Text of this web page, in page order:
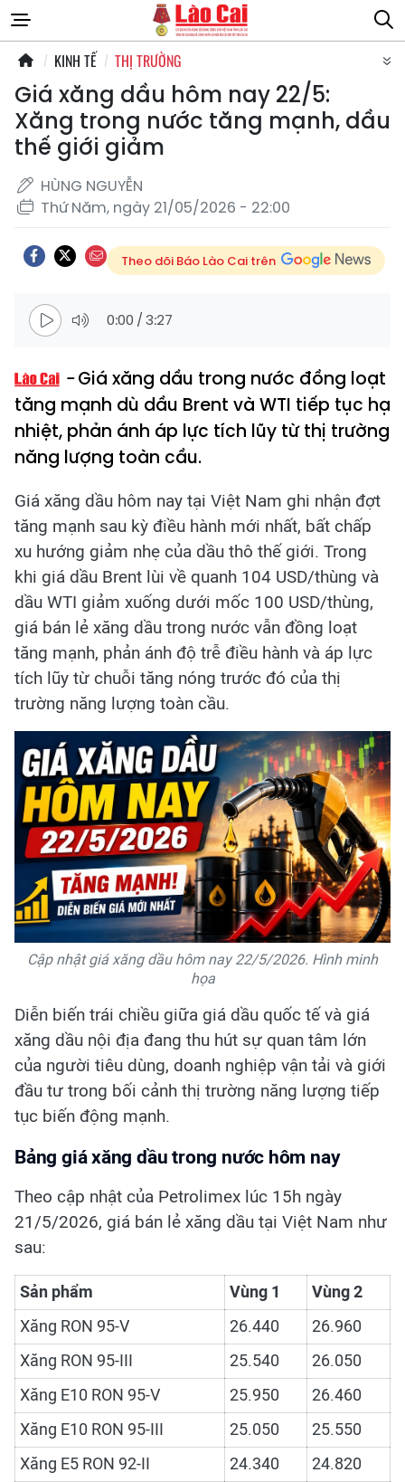
KINH TẾ THỊ TRƯỜNG
Giá xăng dầu hôm nay 22/5:
Xăng trong nước tăng mạnh, dầu
thế giới giảm
HÙNG NGUYỄN
Thứ Năm, ngày 21/05/2026 - 22:00
Theo dõi Báo Lào Cai trên
0:00 /3:27
Giá xăng dầu trong nước đồng loạt
tăng mạnh dù dầu Brent và WTI tiếp tục hạ
nhiệt, phản ánh áp lực tích lũy từ thị trường
năng lượng toàn cầu.
Giá xăng dầu hôm nay tại Việt Nam ghi nhận đợt
tăng mạnh sau kỳ điều hành mới nhất, bất chấp
xu hướng giảm nhẹ của dầu thô thế giới. Trong
khi giá dầu Brent lùi về quanh 104 USD/thùng và
dầu WTI giảm xuống dưới mốc 100 USD/thùng,
giá bán lẻ xăng dầu trong nước vẫn đồng loạt
tăng mạnh, phản ánh độ trễ điều hành và áp lực
tích lũy từ chuỗi tăng nóng trước đó của thị
trường năng lượng toàn cầu.
Cập nhật giá xăng dầu hôm nay 22/5/2026. Hình minh
họa
Diễn biến trái chiều giữa giá dầu quốc tế và giá
xăng dầu nội địa đang thu hút sự quan tâm lớn
của người tiêu dùng, doanh nghiệp vận tải và giới
đầu tư trong bối cảnh thị trường năng lượng tiếp
tục biến động mạnh.
Bảng giá xăng dầu trong nước hôm nay
Theo cập nhật của Petrolimex lúc 15h ngày
21/5/2026, giá bán lẻ xăng dầu tại Việt Nam như
sau:
Sản phẩm Vùng 1
Vùng 2
Xăng RON 95-V
26.440
26.960
Xăng RON 95-III
25.540
26.050
Xăng E10 RON 95-V
25.950
26.460
Xăng E10 RON 95-III
25.050
25.550
Xăng E5 RON 92-II
24.340
24.820